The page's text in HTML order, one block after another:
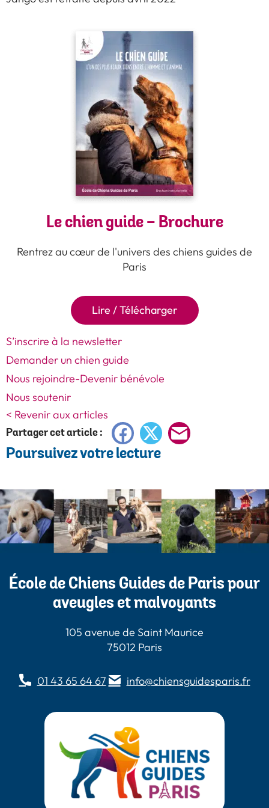
Le chien guide - Brochure
Rentrez au cœur de l'univers des chiens guides de
Paris
Lire / Télécharger
S’inscrire à la newsletter
Demander un chien guide
Nous rejoindre-Devenir bénévole
Nous soutenir
< Revenir aux articles
Partager cet article : Facebook
X
Poursuivez votre lecture
École de Chiens Guides de Paris pour
aveugles et malvoyants
105 avenue de Saint Maurice
75012 Paris
01 43 65 64 67 info@chiensguidesparis.fr